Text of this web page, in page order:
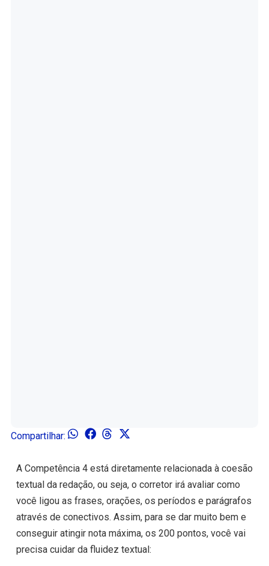
Compartilhar:
A Competência 4 está diretamente relacionada à coesão
textual da redação, ou seja, o corretor irá avaliar como
você ligou as frases, orações, os períodos e parágrafos
através de conectivos. Assim, para se dar muito bem e
conseguir atingir nota máxima, os 200 pontos, você vai
precisa cuidar da fluidez textual: